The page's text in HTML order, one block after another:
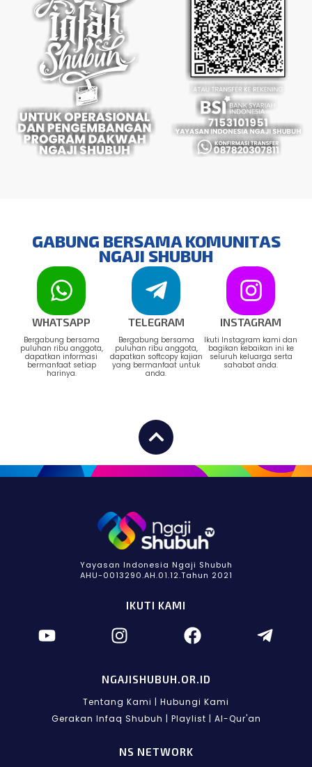
GABUNG BERSAMA KOMUNITAS
NGAJI SHUBUH
WHATSAPP
Bergabung bersama
puluhan ribu anggota,
dapatkan informasi
bermanfaat setiap
harinya.
TELEGRAM
Bergabung bersama
puluhan ribu anggota,
dapatkan softcopy kajian
yang bermanfaat untuk
anda.
INSTAGRAM
Ikuti Instagram kami dan
bagikan kebaikan ini ke
seluruh keluarga serta
sahabat anda.
Yayasan Indonesia Ngaji Shubuh
AHU-0013290.AH.01.12.Tahun 2021
IKUTI KAMI
NGAJISHUBUH.OR.ID
Tentang Kami | Hubungi Kami
Gerakan Infaq Shubuh | Playlist | Al-Qur'an
NS NETWORK